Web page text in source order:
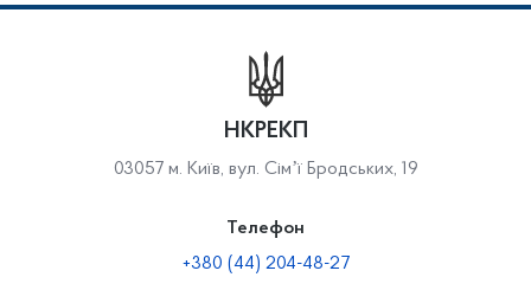
НКРЕКП
03057 м. Київ, вул. Сімʼї Бродських, 19
Телефон
+380 (44) 204-48-27